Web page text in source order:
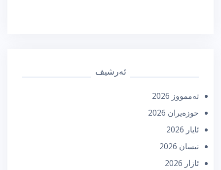
ئەرشیف
تەممووز 2026
حوزه‌یران 2026
ئایار 2026
نیسان 2026
ئازار 2026